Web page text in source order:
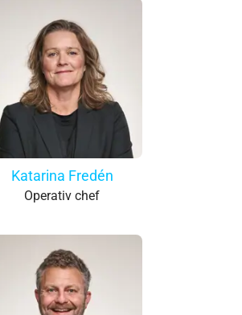
Katarina Fredén
Operativ chef